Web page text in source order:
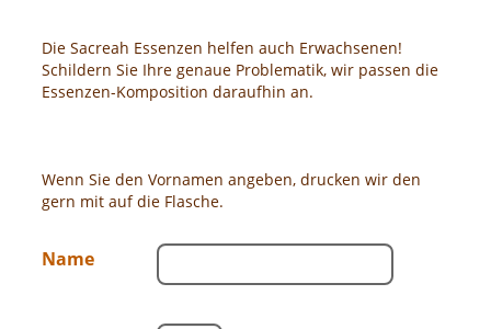
Die Sacreah Essenzen helfen auch Erwachsenen!
Schildern Sie Ihre genaue Problematik, wir passen die
Essenzen-Komposition daraufhin an.
Wenn Sie den Vornamen angeben, drucken wir den
gern mit auf die Flasche.
Name